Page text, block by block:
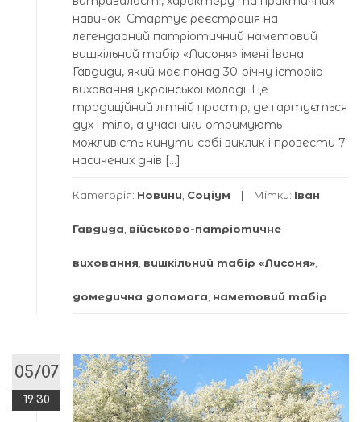
навичок. Стартує реєстрація на
легендарний патріотичний наметовий
вишкільний табір «Лисоня» імені Івана
Гавдиди, який має понад 30-річну історію
виховання української молоді. Це
традиційний літній простір, де гартується
дух і тіло, а учасники отримують
можливість кинути собі виклик і провести 7
насичених днів […]
Категорія: Новини Соціум Мітки: Іван
Гавдида військово-патріотичне
виховання вишкільний табір «Лисоня»
домедична допомога наметовий табір
05/07
19:30